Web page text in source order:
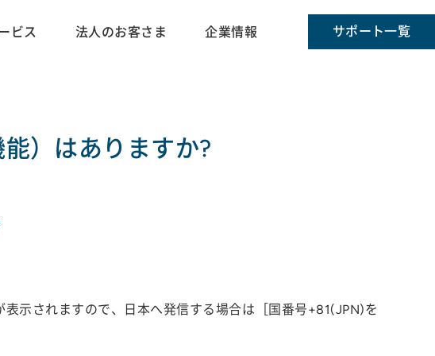
ビス 法人のお客さま 企業情報 サポート一覧
）はありますか?
示されますので、日本へ発信する場合は［国番号+81(JPN)を